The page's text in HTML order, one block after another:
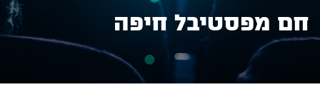
חם מפסטיבל חיפה